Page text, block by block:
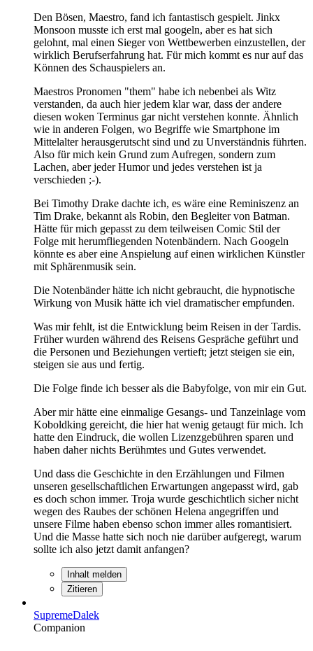
Den Bösen, Maestro, fand ich fantastisch gespielt. Jinkx
Monsoon musste ich erst mal googeln, aber es hat sich
gelohnt, mal einen Sieger von Wettbewerben einzustellen, der
wirklich Berufserfahrung hat. Für mich kommt es nur auf das
Können des Schauspielers an.
Maestros Pronomen "them" habe ich nebenbei als Witz
verstanden, da auch hier jedem klar war, dass der andere
diesen woken Terminus gar nicht verstehen konnte. Ähnlich
wie in anderen Folgen, wo Begriffe wie Smartphone im
Mittelalter herausgerutscht sind und zu Unverständnis führten.
Also für mich kein Grund zum Aufregen, sondern zum
Lachen, aber jeder Humor und jedes verstehen ist ja
verschieden ;-).
Bei Timothy Drake dachte ich, es wäre eine Reminiszenz an
Tim Drake, bekannt als Robin, den Begleiter von Batman.
Hätte für mich gepasst zu dem teilweisen Comic Stil der
Folge mit herumfliegenden Notenbändern. Nach Googeln
könnte es aber eine Anspielung auf einen wirklichen Künstler
mit Sphärenmusik sein.
Die Notenbänder hätte ich nicht gebraucht, die hypnotische
Wirkung von Musik hätte ich viel dramatischer empfunden.
Was mir fehlt, ist die Entwicklung beim Reisen in der Tardis.
Früher wurden während des Reisens Gespräche geführt und
die Personen und Beziehungen vertieft; jetzt steigen sie ein,
steigen sie aus und fertig.
Die Folge finde ich besser als die Babyfolge, von mir ein Gut.
Aber mir hätte eine einmalige Gesangs- und Tanzeinlage vom
Koboldking gereicht, die hier hat wenig getaugt für mich. Ich
hatte den Eindruck, die wollen Lizenzgebühren sparen und
haben daher nichts Berühmtes und Gutes verwendet.
Und dass die Geschichte in den Erzählungen und Filmen
unseren gesellschaftlichen Erwartungen angepasst wird, gab
es doch schon immer. Troja wurde geschichtlich sicher nicht
wegen des Raubes der schönen Helena angegriffen und
unsere Filme haben ebenso schon immer alles romantisiert.
Und die Masse hatte sich noch nie darüber aufgeregt, warum
sollte ich also jetzt damit anfangen?
Inhalt melden
Zitieren
SupremeDalek
Companion